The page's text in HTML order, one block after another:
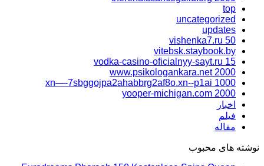
top
uncategorized
updates
vishenka7.ru 50
vitebsk.staybook.by
vodka-casino-oficialnyy-sayt.ru 15
www.psikologankara.net 2000
xn—-7sbggojpa2ahabbrg2af8o.xn--p1ai 1000
yooper-michigan.com 2000
اخبار
فیلم
مقاله
نوشته های محبوب